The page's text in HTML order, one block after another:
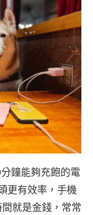
鐘能夠充飽的電
更有效率，手機
就是金錢，常常